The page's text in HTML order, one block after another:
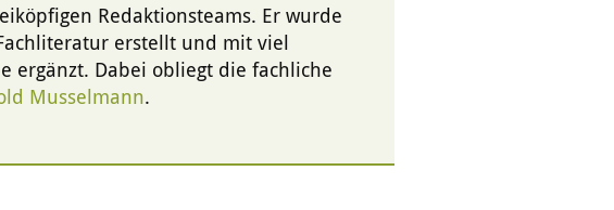
Redaktionsteams. Er wurde
erstellt und mit viel
ergänzt. Dabei obliegt die fachliche
Musselmann.